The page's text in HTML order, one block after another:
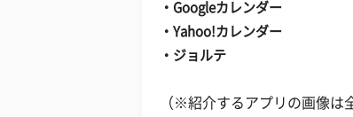
・Googleカレンダー
・Yahoo!カレンダー
・ジョルテ
（※紹介するアプリの画像は